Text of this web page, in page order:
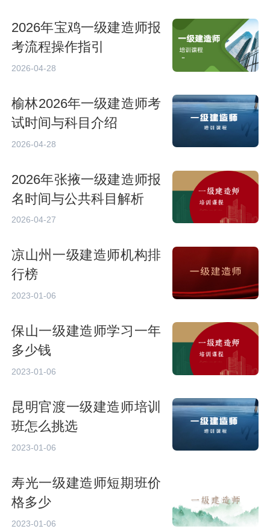
2026年宝鸡一级建造师报
考流程操作指引
2026-04-28
榆林2026年一级建造师考
试时间与科目介绍
2026-04-28
2026年张掖一级建造师报
名时间与公共科目解析
2026-04-27
凉山州一级建造师机构排
行榜
2023-01-06
保山一级建造师学习一年
多少钱
2023-01-06
昆明官渡一级建造师培训
班怎么挑选
2023-01-06
寿光一级建造师短期班价
格多少
2023-01-06